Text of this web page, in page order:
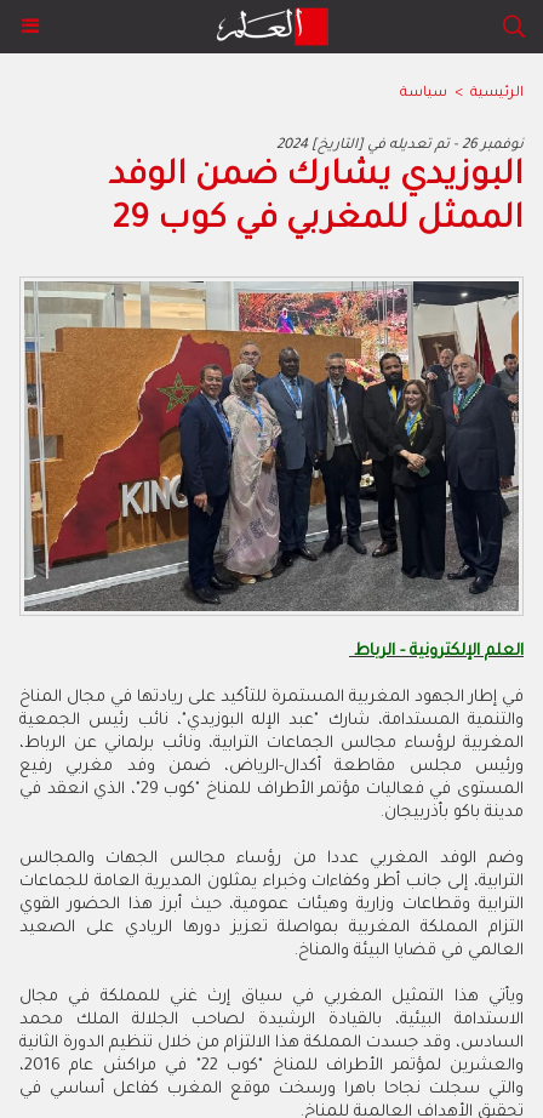
الرئيسية > سياسة
2024 نوفمبر 26 - تم تعديله في [التاريخ]
البوزيدي يشارك ضمن الوفد
الممثل للمغربي في كوب 29
العلم الإلكترونية - الرباط
في إطار الجهود المغربية المستمرة للتأكيد على ريادتها في مجال المناخ
والتنمية المستدامة، شارك "عبد الإله البوزيدي"، نائب رئيس الجمعية
المغربية لرؤساء مجالس الجماعات الترابية، ونائب برلماني عن الرباط،
ورئيس مجلس مقاطعة أكدال-الرياض، ضمن وفد مغربي رفيع
المستوى في فعاليات مؤتمر الأطراف للمناخ "كوب 29"، الذي انعقد في
مدينة باكو بأذربيجان.
وضم الوفد المغربي عددا من رؤساء مجالس الجهات والمجالس
الترابية، إلى جانب أطر وكفاءات وخبراء يمثلون المديرية العامة للجماعات
الترابية وقطاعات وزارية وهيئات عمومية، حيث أبرز هذا الحضور القوي
التزام المملكة المغربية بمواصلة تعزيز دورها الريادي على الصعيد
العالمي في قضايا البيئة والمناخ.
ويأتي هذا التمثيل المغربي في سياق إرث غني للمملكة في مجال
الاستدامة البيئية، بالقيادة الرشيدة لصاحب الجلالة الملك محمد
السادس، وقد جسدت المملكة هذا الالتزام من خلال تنظيم الدورة الثانية
والعشرين لمؤتمر الأطراف للمناخ "كوب 22" في مراكش عام 2016،
والتي سجلت نجاحا باهرا ورسخت موقع المغرب كفاعل أساسي في
تحقيق الأهداف العالمية للمناخ.